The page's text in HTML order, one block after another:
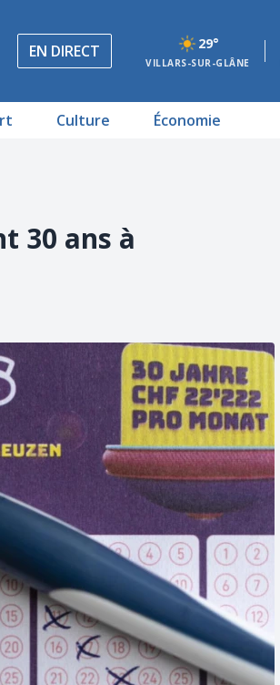
EN DIRECT 29°
VILLARS-SUR-GLÂNE
Culture Économie
30 ans à